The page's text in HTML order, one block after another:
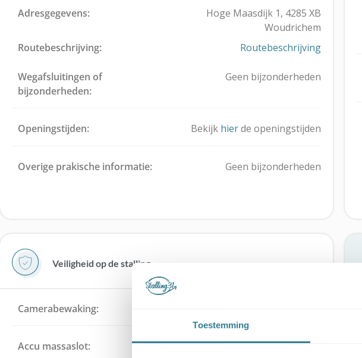
Toestemming
Adresgegevens:
Hoge Maasdijk 1, 4285 XB
Woudrichem
Routebeschrijving:
Routebeschrijving
Wegafsluitingen of
bijzonderheden:
Geen bijzonderheden
Openingstijden: Bekijk hierde openingstijden
Overige prakische informatie: Geen bijzonderheden
Veiligheid op de stalling
Camerabewaking:
Accu massaslot: Sterk aangeraden